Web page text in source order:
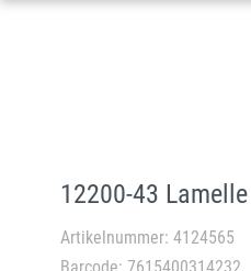
12200-43 Lamelle
Artikelnummer: 4124565